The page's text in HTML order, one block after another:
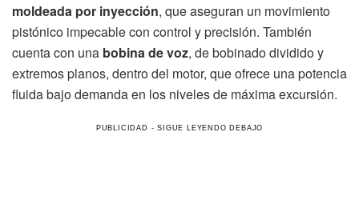
moldeada por inyección, que aseguran un movimiento
pistónico impecable con control y precisión. También
cuenta con una bobina de voz, de bobinado dividido y
extremos planos, dentro del motor, que ofrece una potencia
fluida bajo demanda en los niveles de máxima excursión.